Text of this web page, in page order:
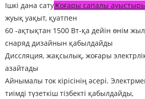
Ішкі дана сатуЖоғары сапалы
жуық уақыт, қуатпен
60 -ақтықтан 1500 Вт-қа дейін өнім
снаряд дизайнын қабылдайды
Диссляция, жақсылық, жоғары
азайтады
Айнымалы ток кірісінің әсері.
тиімді түзеткіш тізбекті қабылдайды,